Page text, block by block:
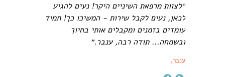
״לצוות מרפאת השיניים היקר! נעים להגיע
לכאן, נעים לקבל שירות - המשיכו כך! תמיד
עומדים בזמנים ומקבלים אותי בחיוך
ובשמחה... תודה רבה, ענבר.״
ענבר,